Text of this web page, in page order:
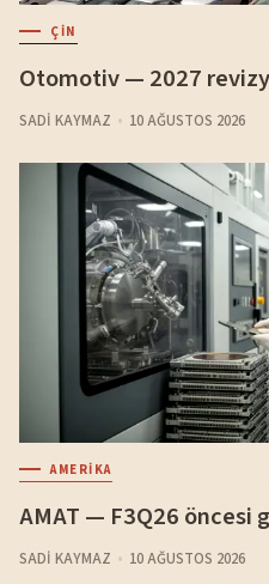
ÇIN
Otomotiv — 2027
SADI KAYMAZ 10 AĞUSTOS 2026
AMERIKA
AMAT — F3Q26 öncesi
SADI KAYMAZ 10 AĞUSTOS 2026